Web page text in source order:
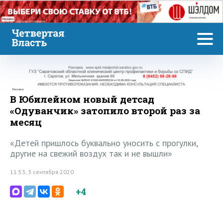
Реклама
Реклама
В Юбилейном новый детсад
«Одуванчик» затопило второй раз за
месяц
«Детей пришлось буквально уносить с прогулки,
другие на свежий воздух так и не вышли»
11:53, 3 сентября 2020
+4